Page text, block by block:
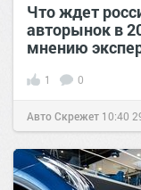
Что ждет
авторынок в
мнению
1 0
Авто Скрежет 10:40